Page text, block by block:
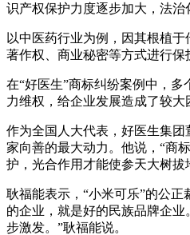
识产权保护力度逐步加大，法治
以中医药行业为例，因其根植
著作权、商业秘密等方式进行保
在“好医生”商标纠纷案例中，
力维权，给企业发展造成了较大
作为全国人大代表，好医生集
家向善的最大动力。他说，“商
护，光合作用才能使参天大树拔
耿福能表示，“小米可乐”的公
的企业，就是好的民族品牌企
步激发。”耿福能说。